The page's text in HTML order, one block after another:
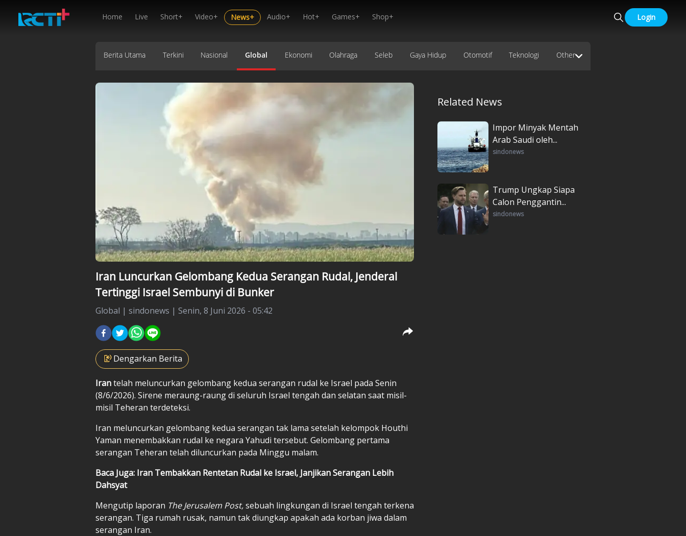
Home Live Short+ Video+ News+ Audio+ Hot+ Games+ Shop+ Login
Berita Utama Terkini Nasional Global Ekonomi Olahraga Seleb Gaya Hidup Otomotif Teknologi Other
Iran Luncurkan Gelombang Kedua Serangan Rudal, Jenderal
Tertinggi Israel Sembunyi di Bunker
Global | sindonews | Senin, 8 Juni 2026 - 05:42
Dengarkan Berita
Irantelah meluncurkan gelombang kedua serangan rudal ke Israel pada Senin
(8/6/2026). Sirene meraung-raung di seluruh Israel tengah dan selatan saat misil-
misil Teheran terdeteksi.
Iran meluncurkan gelombang kedua serangan tak lama setelah kelompok Houthi
Yaman menembakkan rudal ke negara Yahudi tersebut. Gelombang pertama
serangan Teheran telah diluncurkan pada Minggu malam.
Baca Juga: Iran Tembakkan Rentetan Rudal ke Israel, Janjikan Serangan Lebih
Dahsyat
Mengutip laporan The Jerusalem Post,sebuah lingkungan di Israel tengah terkena
serangan. Tiga rumah rusak, namun tak diungkap apakah ada korban jiwa dalam
serangan Iran.
Related News
Impor Minyak Mentah
Arab Saudi oleh...
sindonews
Trump Ungkap Siapa
Calon Penggantin...
sindonews